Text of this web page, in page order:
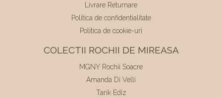
Livrare Returnare
Politica de confidentialitate
Politica de cookie-uri
COLECTII ROCHII DE MIREASA
MGNY Rochii Soacre
Amanda Di Velli
Tarik Ediz